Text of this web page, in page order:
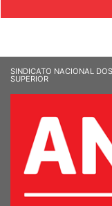
SINDICATO NACIONAL
SUPERIOR